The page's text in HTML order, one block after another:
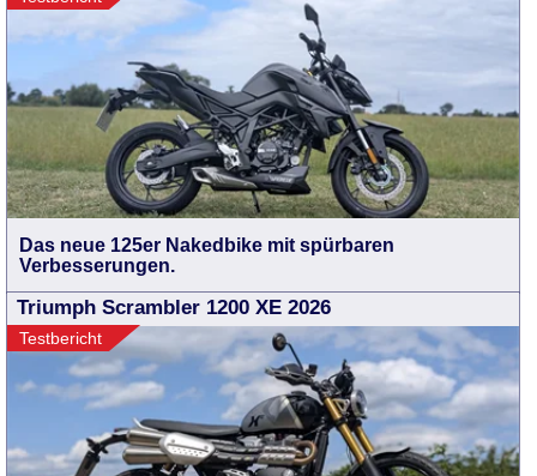
Das neue 125er Nakedbike mit spürbaren
Verbesserungen.
Triumph Scrambler 1200 XE 2026
Testbericht